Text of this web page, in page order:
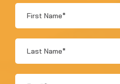
First
Name
*
Last
Name
*
Email